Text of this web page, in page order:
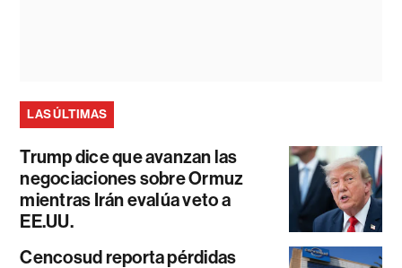
LAS ÚLTIMAS
Trump dice que avanzan las
negociaciones sobre Ormuz
mientras Irán evalúa veto a
EE.UU.
Cencosud reporta pérdidas